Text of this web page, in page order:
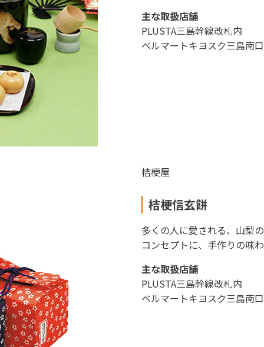
主な取扱店舗
PLUSTA三島幹線改札内
ベルマートキヨスク三島南口
桔梗屋
桔梗信玄餅
多くの人に愛される、山梨
コンセプトに、手作りの味
主な取扱店舗
PLUSTA三島幹線改札内
ベルマートキヨスク三島南口